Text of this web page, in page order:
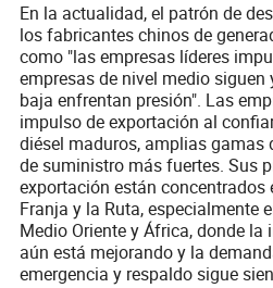
En la actualidad, el patrón de
los fabricantes chinos de
como "las empresas líderes
empresas de nivel medio
baja enfrentan presión". Las
impulso de exportación al
diésel maduros, amplias gamas
de suministro más fuertes. Sus
exportación están concentrados
Franja y la Ruta, especialmente
Medio Oriente y África, donde la
aún está mejorando y la
emergencia y respaldo sigue